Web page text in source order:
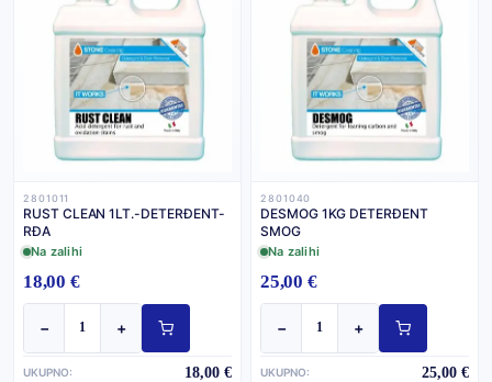
2801011
RUST CLEAN 1LT.-DETERĐENT-
RĐA
Na zalihi
18,00 €
− +
UKUPNO: 18,00 €
2801040
DESMOG 1KG DETERĐENT
SMOG
Na zalihi
25,00 €
− +
UKUPNO: 25,00 €